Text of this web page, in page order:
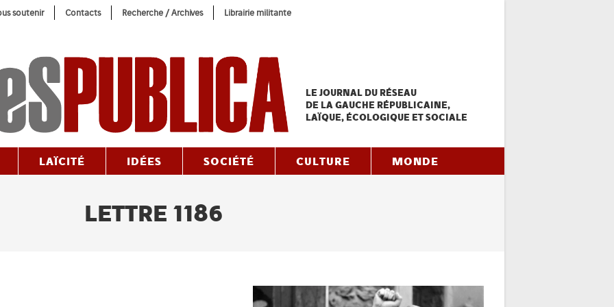
soutenir Contacts Recherche / Archives Librairie militante
LE JOURNAL DU RÉSEAU
DE LA GAUCHE RÉPUBLICAINE,
LAÏQUE, ÉCOLOGIQUE ET SOCIALE
LAÏCITÉ IDÉES SOCIÉTÉ CULTURE MONDE
LETTRE 1186